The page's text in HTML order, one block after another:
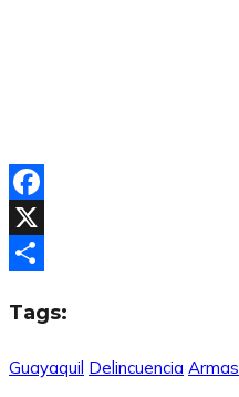
Facebook
X
Tags:
Guayaquil Delincuencia Armas